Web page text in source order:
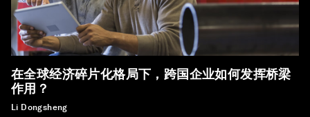
在全球经济碎片化格局下，跨国企业如何发挥桥梁
作用？
Li Dongsheng